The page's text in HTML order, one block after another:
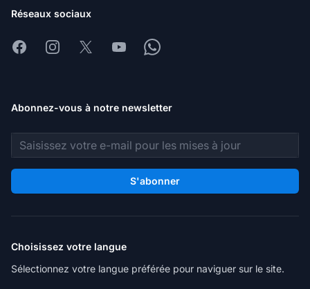
Réseaux sociaux
FacebookInstagram
X YoutubeWhatsapp
Abonnez-vous à notre newsletter
Adresse e-mail
S'abonner
Choisissez votre langue
Sélectionnez votre langue préférée pour naviguer sur le site.